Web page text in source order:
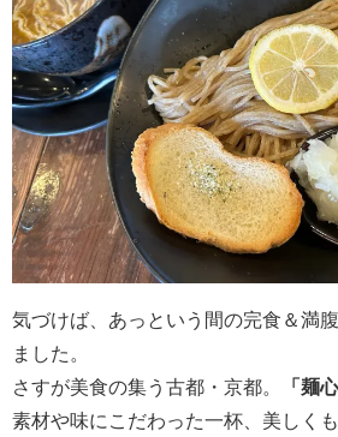
気づけば、あっという間の完食＆満
ました。
さすが美食の集う古都・京都。
「麺
素材や味にこだわった一杯、美しく